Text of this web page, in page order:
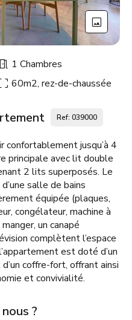
1 Chambres
60m2, rez-de-chaussée
Ref: 039000
confortablement jusqu’à 4
principale avec lit double
2 lits superposés. Le
salle de bains
équipée (plaques,
congélateur, machine à
un canapé
complètent l’espace
est doté d’un
coffre-fort, offrant ainsi
et convivialité.
?